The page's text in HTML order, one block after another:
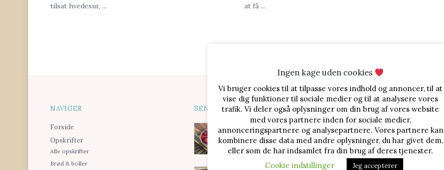
tilsat hvedesur, ...
at få ...
NAVIGER
Forside
Opskrifter
Alle opskrifter
Brød & boller
SENESTE OPSKRIFTER
Jordbærtærte med
mascarponecreme
SØG I KATEGORIER
Alle Opskrifter
Blog
Brød & Boller
Cookies &
Is
Jul
Kager
Ingen kage uden cookies
Vi bruger cookies til at tilpasse vores indhold og annoncer, til at
vise dig funktioner til sociale medier og til at analysere vores
trafik. Vi deler også oplysninger om din brug af vores website
med vores partnere inden for sociale medier,
annonceringspartnere og analysepartnere. Vores partnere kan
kombinere disse data med andre oplysninger, du har givet dem,
eller som de har indsamlet fra din brug af deres tjenester.
Cookie indstillinger
Jeg accepterer